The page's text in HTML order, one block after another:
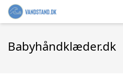
Babyhåndklæder.dk